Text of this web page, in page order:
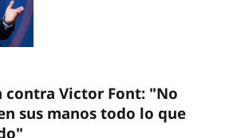
contra Victor Font: "No
sus manos todo lo que